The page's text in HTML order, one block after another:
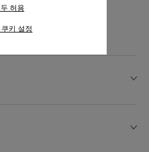
PAM Click Release
을 참조하여 자세히 알
동의하시려면 "모두 허
허용
키 설정